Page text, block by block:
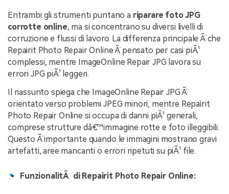
Entrambi gli strumenti puntano a riparare foto JPG
corrotte online, ma si concentrano su diversi livelli di
corruzione e flussi di lavoro. La differenza principale Ã¨ che
Repairit Photo Repair Online Ã¨ pensato per casi piÃ¹
complessi, mentre ImageOnline Repair JPG lavora su
errori JPG piÃ¹ leggeri.
Il riassunto spiega che ImageOnline Repair JPG Ã¨
orientato verso problemi JPEG minori, mentre Repairit
Photo Repair Online si occupa di danni piÃ¹ generali,
comprese strutture dâ€™immagine rotte e foto illeggibili.
Questo Ã¨ importante quando le immagini mostrano gravi
artefatti, aree mancanti o errori ripetuti su piÃ¹ file.
FunzionalitÃ di Repairit Photo Repair Online: